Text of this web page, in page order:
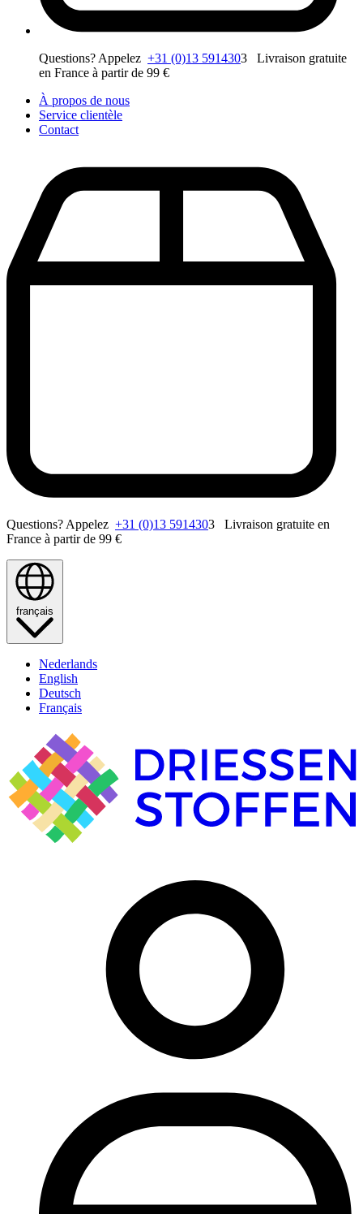
Questions? Appelez +31 (0)13 5914303 Livraison gratuite
en France à partir de 99 €
À propos de nous
Service clientèle
Contact
Questions? Appelez +31 (0)13 5914303 Livraison gratuite en
France à partir de 99 €
français
Nederlands
English
Deutsch
Français